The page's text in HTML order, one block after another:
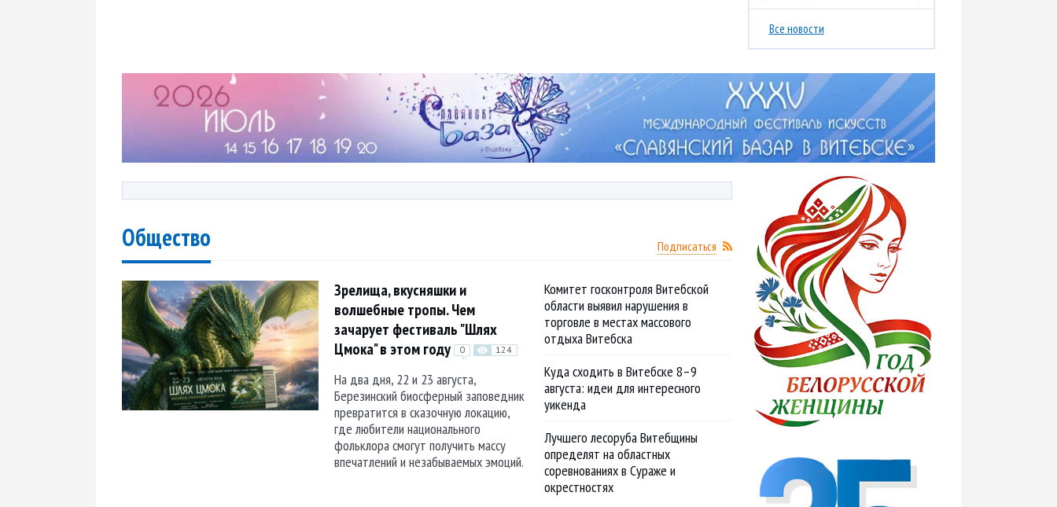
15:55
Еще одна победа: в
Витебской области
комбайнера-двухтысячника
15:23
Доллар и юань
подорожали, российский рубль
подешевел на торгах 7 августа
Комитет госконтроля
Витебской области выявил
нарушения в торговле в
местах массового отдыха
Витебска
14:10
Куда сходить в
Витебске 8–9 августа: идеи
для интересного уикенда
14:05
В Сенненском районе
женщина угрожала сожителю
убийством за нескошенную
траву
Все новости
Общество Подписаться
Зрелища, вкусняшки и
волшебные тропы. Чем
зачарует фестиваль "Шлях
Цмока" в этом году
0 124
На два дня, 22 и 23 августа,
Березинский биосферный заповедник
превратится в сказочную локацию,
где любители национального
фольклора смогут получить массу
впечатлений и незабываемых эмоций.
Комитет госконтроля Витебской
области выявил нарушения в
торговле в местах массового
отдыха Витебска
Куда сходить в Витебске 8–9
августа: идеи для интересного
уикенда
Лучшего лесоруба Витебщины
определят на областных
соревнованиях в Сураже и
окрестностях